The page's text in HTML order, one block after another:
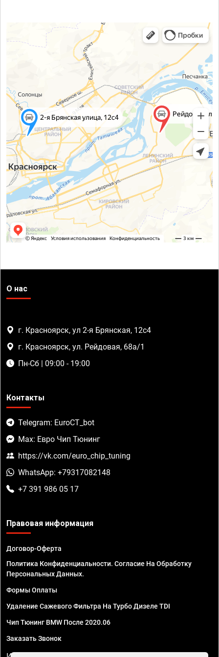
О нас
г. Красноярск, ул 2-я Брянская, 12с4
г. Красноярск, ул. Рейдовая, 68а/1
Пн-Сб | 09:00 - 19:00
Контакты
Telegram: EuroCT_bot
Max: Евро Чип Тюнинг
https://vk.com/euro_chip_tuning
WhatsApp: +79317082148
+7 391 986 05 17
Правовая информация
Договор-Оферта
Политика Конфиденциальности. Согласие На Обработку
Персональных Данных.
Формы Оплаты
Удаление Сажевого Фильтра На Турбо Дизеле TDI
Чип Тюнинг BMW После 2020.06
Заказать Звонок